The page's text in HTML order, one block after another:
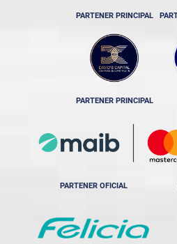
PARTENER PRINCIPAL
PARTENER PRINCIPAL
PARTENER OFICIAL